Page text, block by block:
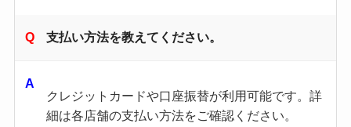
支払い方法を教えてください。
クレジットカードや口座振替が利用可能です。​詳
細は各店舗の支払い方法をご確認ください。​